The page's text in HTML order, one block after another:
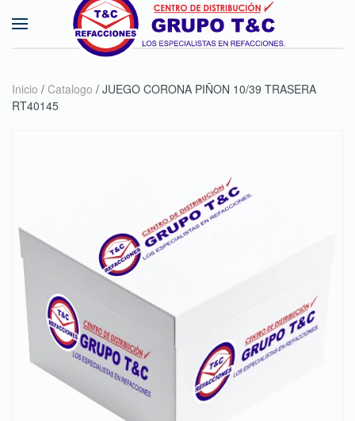
Skip to main content
Inicio / Catalogo / JUEGO CORONA PIÑON 10/39 TRASERA
RT40145